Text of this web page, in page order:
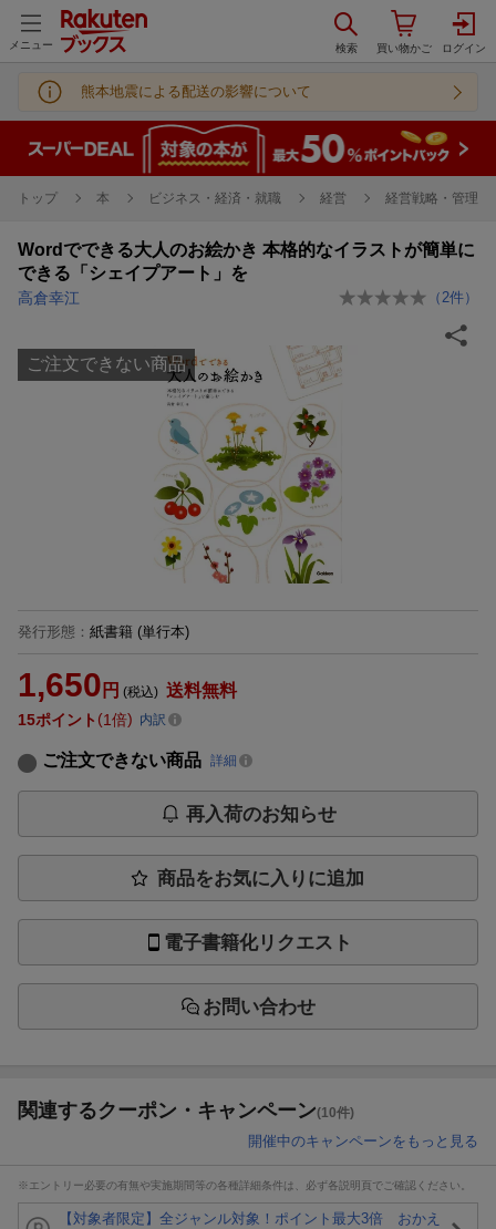
メニュー
熊本地震による配送の影響について
トップ 本 ビジネス・経済・就職 経営 経営戦略・管理
Wordでできる大人のお絵かき 本格的なイラストが簡単に
できる「シェイプアート」を
高倉幸江 （ 2件）
ご注文できない商品
発行形態 ： 紙書籍 (単行本)
1,650 円 (税込) 送料無料
15ポイント 1倍 内訳
ご注文できない商品 詳細
再入荷のお知らせ
商品をお気に入りに追加
電子書籍化リクエスト
お問い合わせ
関連するクーポン・キャンペーン(10件)
開催中のキャンペーンをもっと見る
※エントリー必要の有無や実施期間等の各種詳細条件は、必ず各説明頁でご確認ください。
【対象者限定】全ジャンル対象！ポイント最大3倍 おかえ